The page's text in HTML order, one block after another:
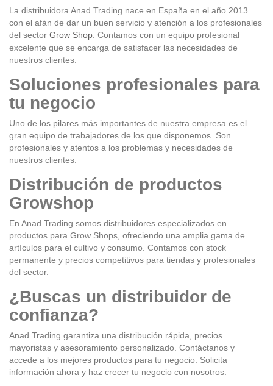
La distribuidora Anad Trading nace en España en el año 2013
con el afán de dar un buen servicio y atención a los profesionales
del sector Grow Shop . Contamos con un equipo profesional
excelente que se encarga de satisfacer las necesidades de
nuestros clientes.
Soluciones profesionales para
tu negocio
Uno de los pilares más importantes de nuestra empresa es el
gran equipo de trabajadores de los que disponemos. Son
profesionales y atentos a los problemas y necesidades de
nuestros clientes.
Distribución de productos
Growshop
En Anad Trading somos distribuidores especializados en
productos para Grow Shops, ofreciendo una amplia gama de
artículos para el cultivo y consumo. Contamos con stock
permanente y precios competitivos para tiendas y profesionales
del sector.
¿Buscas un distribuidor de
confianza?
Anad Trading garantiza una distribución rápida, precios
mayoristas y asesoramiento personalizado. Contáctanos y
accede a los mejores productos para tu negocio. Solicita
información ahora y haz crecer tu negocio con nosotros.